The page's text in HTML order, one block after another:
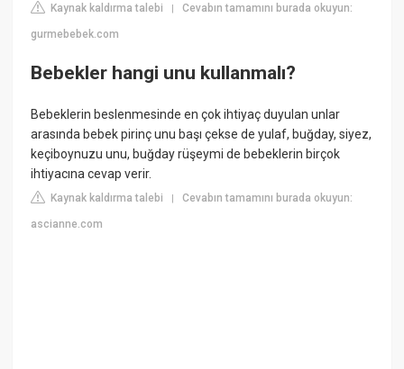
Kaynak kaldırma talebi |Cevabın tamamını burada okuyun:
gurmebebek.com
Bebekler hangi unu kullanmalı?
Bebeklerin beslenmesinde en çok ihtiyaç duyulan unlar
arasında bebek pirinç unu başı çekse de yulaf, buğday, siyez,
keçiboynuzu unu, buğday rüşeymi de bebeklerin birçok
ihtiyacına cevap verir.
Kaynak kaldırma talebi |Cevabın tamamını burada okuyun:
ascianne.com